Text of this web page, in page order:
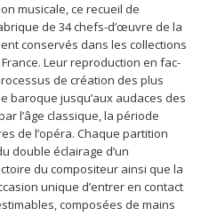
musicale, ce recueil de
de 34 chefs-d’œuvre de la
conservés dans les collections
Leur reproduction en fac-
de création des plus
baroque jusqu’aux audaces des
l’âge classique, la période
de l’opéra. Chaque partition
double éclairage d’un
du compositeur ainsi que la
unique d’entrer en contact
composées de mains